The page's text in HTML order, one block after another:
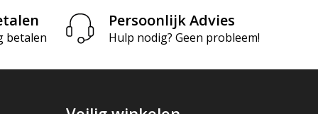
betalen
Persoonlijk Advies
Hulp nodig? Geen probleem!